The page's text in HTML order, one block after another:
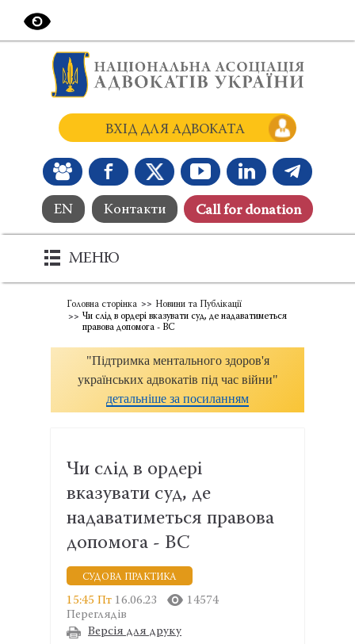
EN Контакти Сall for donation
ВХІД ДЛЯ АДВОКАТА
МЕНЮ
Головна сторінка
Новини та Публікації
Чи слід в ордері вказувати суд, де надаватиметься
правова допомога - ВС
"Підтримка ментального здоров'я
українських адвокатів під час війни"
детальніше за посиланням
Чи слід в ордері
вказувати суд, де
надаватиметься правова
допомога - ВС
CУДОВА ПРАКТИКА
15:45 Пт 16.06.23
14574
Переглядів
Версія для друку